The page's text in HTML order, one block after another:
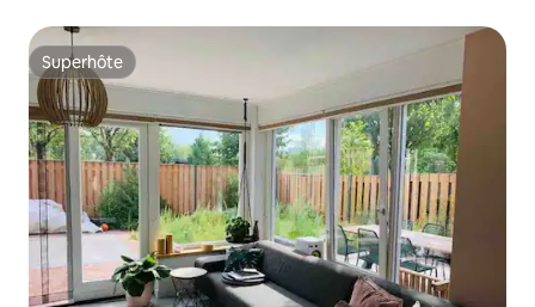
Superhôte
Superhôte